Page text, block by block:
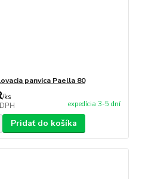
panvica Paella 80
/ks
expedícia 3-5 dní
Pridať do košíka